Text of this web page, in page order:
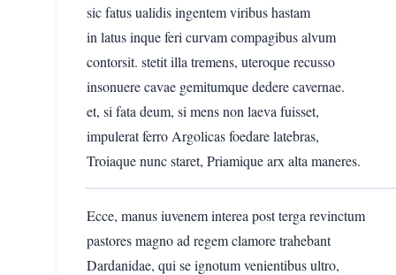
sic fatus ualidis ingentem viribus hastam
in latus inque feri curvam compagibus alvum
contorsit. stetit illa tremens, uteroque recusso
insonuere cavae gemitumque dedere cavernae.
et, si fata deum, si mens non laeva fuisset,
impulerat ferro Argolicas foedare latebras,
Troiaque nunc staret, Priamique arx alta maneres.
Ecce, manus iuvenem interea post terga revinctum
pastores magno ad regem clamore trahebant
Dardanidae, qui se ignotum venientibus ultro,